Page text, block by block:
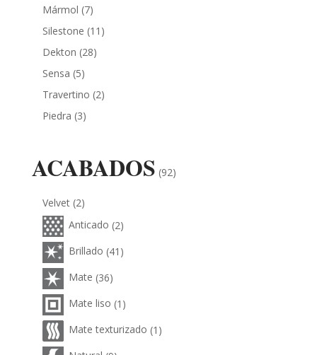
Mármol (7)
Silestone (11)
Dekton (28)
Sensa (5)
Travertino (2)
Piedra (3)
ACABADOS (92)
Velvet (2)
Anticado (2)
Brillado (41)
Mate (36)
Mate liso (1)
Mate texturizado (1)